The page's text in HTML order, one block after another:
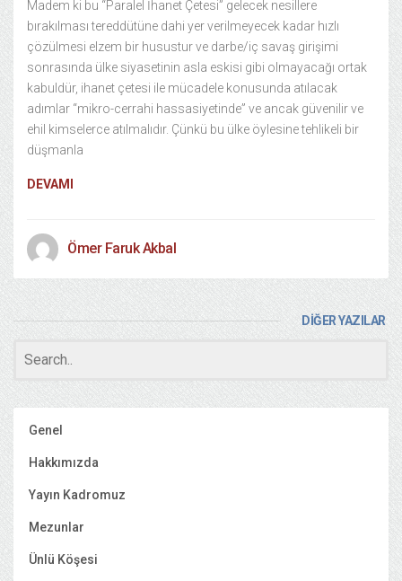
Madem ki bu “Paralel İhanet Çetesi” gelecek nesillere
bırakılması tereddütüne dahi yer verilmeyecek kadar hızlı
çözülmesi elzem bir husustur ve darbe/iç savaş girişimi
sonrasında ülke siyasetinin asla eskisi gibi olmayacağı ortak
kabuldür, ihanet çetesi ile mücadele konusunda atılacak
adımlar “mikro-cerrahi hassasiyetinde” ve ancak güvenilir ve
ehil kimselerce atılmalıdır. Çünkü bu ülke öylesine tehlikeli bir
düşmanla
DEVAMI
Ömer Faruk Akbal
DİĞER YAZILAR
Genel
Hakkımızda
Yayın Kadromuz
Mezunlar
Ünlü Köşesi